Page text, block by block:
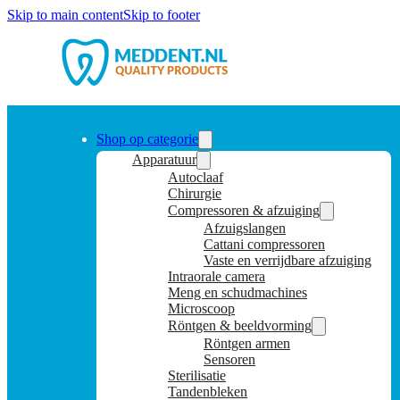
Skip to main contentSkip to footer
Shop op categorie
Apparatuur
Autoclaaf
Chirurgie
Compressoren & afzuiging
Afzuigslangen
Cattani compressoren
Vaste en verrijdbare afzuiging
Intraorale camera
Meng en schudmachines
Microscoop
Röntgen & beeldvorming
Röntgen armen
Sensoren
Sterilisatie
Tandenbleken